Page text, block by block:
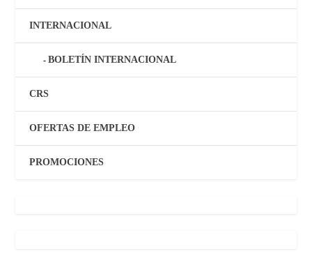
INTERNACIONAL
BOLETÍN INTERNACIONAL
CRS
OFERTAS DE EMPLEO
PROMOCIONES